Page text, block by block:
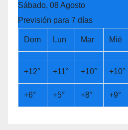
Sábado, 08 Agosto
Previsión para 7 días
Dom Lun Mar Mié
+12° +11° +10° +10°
+6° +5° +8° +9°